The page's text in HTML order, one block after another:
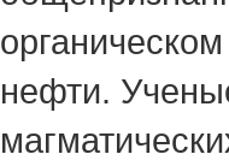
нефти.